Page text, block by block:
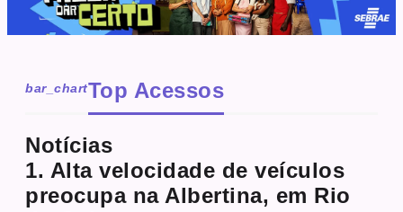
bar_chartTop Acessos
Notícias
1. Alta velocidade de veículos
preocupa na Albertina, em Rio